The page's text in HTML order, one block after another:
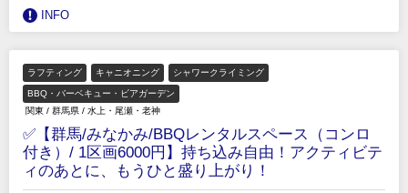
INFO
ラフティング キャニオニング シャワークライミング
BBQ・バーベキュー・ビアガーデン
関東 / 群馬県 / 水上・尾瀬・老神
✅【群馬/みなかみ/BBQレンタルスペース（コンロ
付き）/ 1区画6000円】持ち込み自由！アクティビテ
ィのあとに、もうひと盛り上がり！